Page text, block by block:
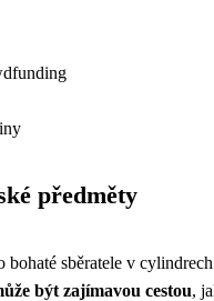
předměty
bohaté sběratele v
být zajímavou cestou,